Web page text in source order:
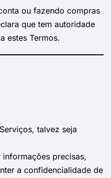
ou fazendo compras
que tem autoridade
estes Termos.
talvez seja
precisas,
a confidencialidade de